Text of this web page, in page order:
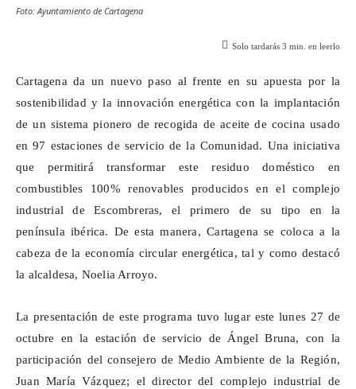
Foto: Ayuntamiento de Cartagena
Solo tardarás 3 min. en leerlo
Cartagena da un nuevo paso al frente en su apuesta por la
sostenibilidad y la innovación energética con la implantación
de un sistema pionero de recogida de aceite de cocina usado
en 97 estaciones de servicio de la Comunidad. Una iniciativa
que permitirá transformar este residuo doméstico en
combustibles 100% renovables producidos en el complejo
industrial de Escombreras, el primero de su tipo en la
península ibérica. De esta manera, Cartagena se coloca a la
cabeza de la economía circular energética, tal y como destacó
la alcaldesa, Noelia Arroyo.
La presentación de este programa tuvo lugar este lunes 27 de
octubre en la estación de servicio de Ángel Bruna, con la
participación del consejero de Medio Ambiente de la Región,
Juan María Vázquez; el director del complejo industrial de